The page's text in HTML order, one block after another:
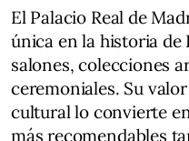
El Palacio Real de
única en la historia de
salones, colecciones
ceremoniales. Su
cultural lo convierte
más recomendables